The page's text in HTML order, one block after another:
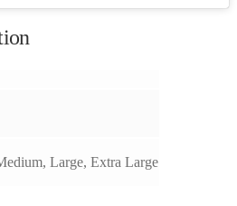
Large, Extra Large